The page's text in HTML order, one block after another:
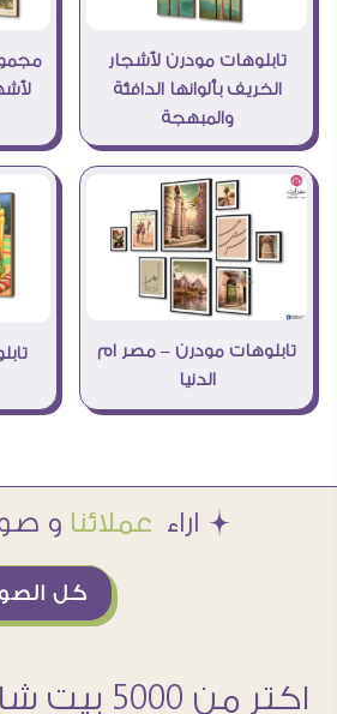
تابلوهات مودرن لأشجار
الخريف بألوانها الدافئة
والمبهجة
تابلوهات مودرن – مصر ام
الدنيا
Æ اراء عملائنا و
كل
اكتر من